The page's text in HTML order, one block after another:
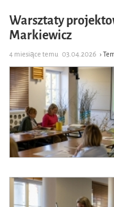
Warsztaty
Markiewicz
4 miesiące temu 03.04.2026 ›